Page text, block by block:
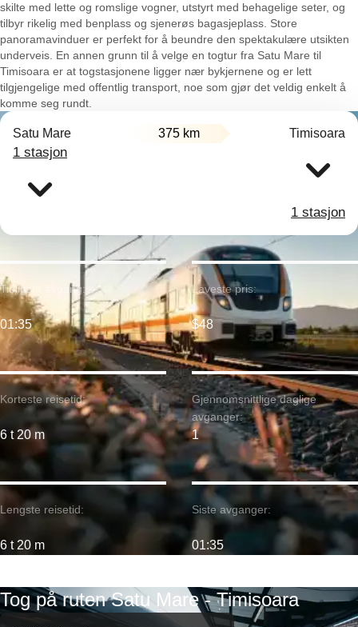
skilte med lette og romslige vogner, utstyrt med behagelige seter, og
tilbyr rikelig med benplass og sjenerøs bagasjeplass. Store
panoramavinduer er perfekt for å beundre den spektakulære utsikten
underveis. En annen grunn til å velge en togtur fra Satu Mare til
Timisoara er at togstasjonene ligger nær bykjernene og er lett
tilgjengelige med offentlig transport, noe som gjør det veldig enkelt å
komme seg rundt.
Satu Mare 375 km Timisoara
1 stasjon
1 stasjon
Korteste reisetid:
6 t 20 m
Tidligste avgang:
01:35
Lengste reisetid:
6 t 20 m
Laveste pris:
$48
Gjennomsnittlige daglige
avganger:
1
Siste avganger:
01:35
Tog på ruten Satu Mare - Timisoara